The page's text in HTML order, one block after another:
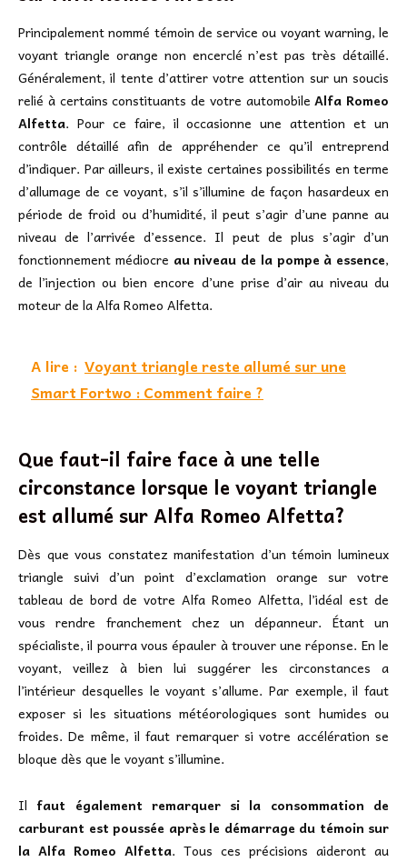
Principalement nommé témoin de service ou voyant warning, le
voyant triangle orange non encerclé n’est pas très détaillé.
Généralement, il tente d’attirer votre attention sur un soucis
relié à certains constituants de votre automobileAlfa Romeo
Alfetta. Pour ce faire, il occasionne une attention et un
contrôle détaillé afin de appréhender ce qu’il entreprend
d’indiquer. Par ailleurs, il existe certaines possibilités en terme
d’allumage de ce voyant, s’il s’illumine de façon hasardeux en
période de froid ou d’humidité, il peut s’agir d’une panne au
niveau de l’arrivée d’essence. Il peut de plus s’agir d’un
fonctionnement médiocre au niveau de la pompe à essence,
de l’injection ou bien encore d’une prise d’air au niveau du
moteur de la Alfa Romeo Alfetta.
A lire : Voyant triangle reste allumé sur une
Smart Fortwo : Comment faire ?
Que faut-il faire face à une telle
circonstance lorsque le voyant triangle
est allumé sur Alfa Romeo Alfetta?
Dès que vous constatez manifestation d’un témoin lumineux
triangle suivi d’un point d’exclamation orange sur votre
tableau de bord de votre Alfa Romeo Alfetta, l’idéal est de
vous rendre franchement chez un dépanneur. Étant un
spécialiste, il pourra vous épauler à trouver une réponse. En le
voyant, veillez à bien lui suggérer les circonstances a
l’intérieur desquelles le voyant s’allume. Par exemple, il faut
exposer si les situations météorologiques sont humides ou
froides. De même, il faut remarquer si votre accélération se
bloque dès que le voyant s’illumine.
Il faut également remarquer si la consommation de
carburant est poussée après le démarrage du témoin sur
la Alfa Romeo Alfetta. Tous ces précisions aideront au